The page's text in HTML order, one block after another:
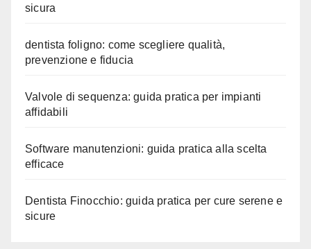
sicura
dentista foligno: come scegliere qualità,
prevenzione e fiducia
Valvole di sequenza: guida pratica per impianti
affidabili
Software manutenzioni: guida pratica alla scelta
efficace
Dentista Finocchio: guida pratica per cure serene e
sicure